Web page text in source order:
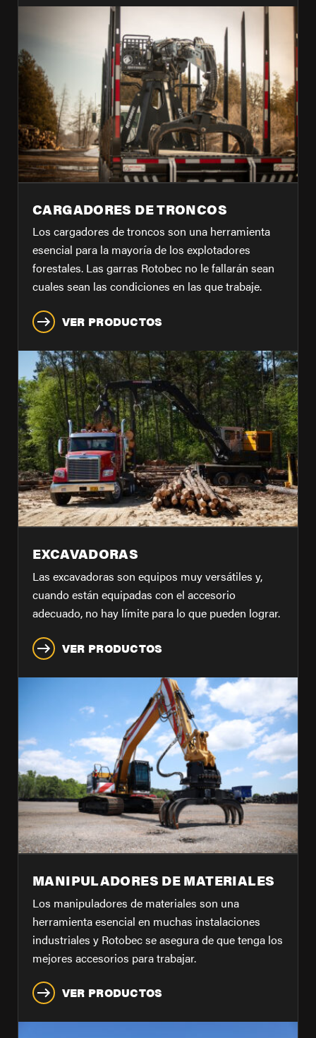
CARGADORES DE TRONCOS
Los cargadores de troncos son una herramienta
esencial para la mayoría de los explotadores
forestales. Las garras Rotobec no le fallarán sean
cuales sean las condiciones en las que trabaje.
VER PRODUCTOS
EXCAVADORAS
Las excavadoras son equipos muy versátiles y,
cuando están equipadas con el accesorio
adecuado, no hay límite para lo que pueden lograr.
VER PRODUCTOS
MANIPULADORES DE MATERIALES
Los manipuladores de materiales son una
herramienta esencial en muchas instalaciones
industriales y Rotobec se asegura de que tenga los
mejores accesorios para trabajar.
VER PRODUCTOS